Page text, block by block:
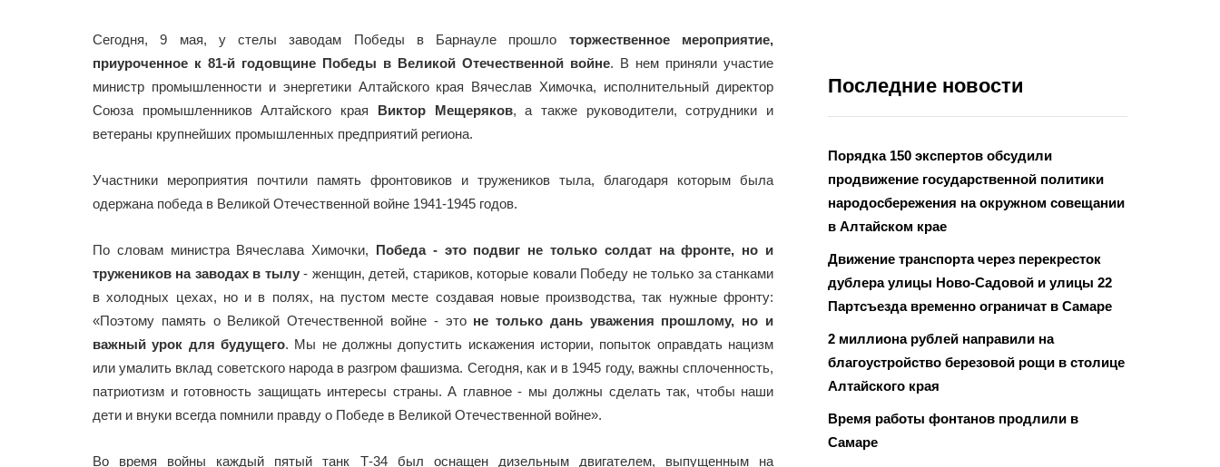
Сегодня, 9 мая, у стелы заводам Победы в Барнауле прошло торжественное мероприятие,
приуроченное к 81-й годовщине Победы в Великой Отечественной войне. В нем приняли участие
министр промышленности и энергетики Алтайского края Вячеслав Химочка, исполнительный директор
Союза промышленников Алтайского края Виктор Мещеряков, а также руководители, сотрудники и
ветераны крупнейших промышленных предприятий региона.
Участники мероприятия почтили память фронтовиков и тружеников тыла, благодаря которым была
одержана победа в Великой Отечественной войне 1941-1945 годов.
По словам министра Вячеслава Химочки, Победа - это подвиг не только солдат на фронте, но и
тружеников на заводах в тылу- женщин, детей, стариков, которые ковали Победу не только за станками
в холодных цехах, но и в полях, на пустом месте создавая новые производства, так нужные фронту:
«Поэтому память о Великой Отечественной войне - этоне только дань уважения прошлому, но и
важный урок для будущего. Мы не должны допустить искажения истории, попыток оправдать нацизм
или умалить вклад советского народа в разгром фашизма. Сегодня, как и в 1945 году, важны сплоченность,
патриотизм и готовность защищать интересы страны. А главное - мы должны сделать так, чтобы наши
дети и внуки всегда помнили правду о Победе в Великой Отечественной войне».
Во время войны каждый пятый танк Т-34 был оснащен дизельным двигателем, выпущенным на
Последние новости
Порядка 150 экспертов обсудили
продвижение государственной политики
народосбережения на окружном совещании
в Алтайском крае
Движение транспорта через перекресток
дублера улицы Ново-Садовой и улицы 22
Партсъезда временно ограничат в Самаре
2 миллиона рублей направили на
благоустройство березовой рощи в столице
Алтайского края
Время работы фонтанов продлили в
Самаре